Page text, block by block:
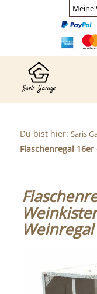
Meine
Du bist hier: Saris
Flaschenregal
Weinregal